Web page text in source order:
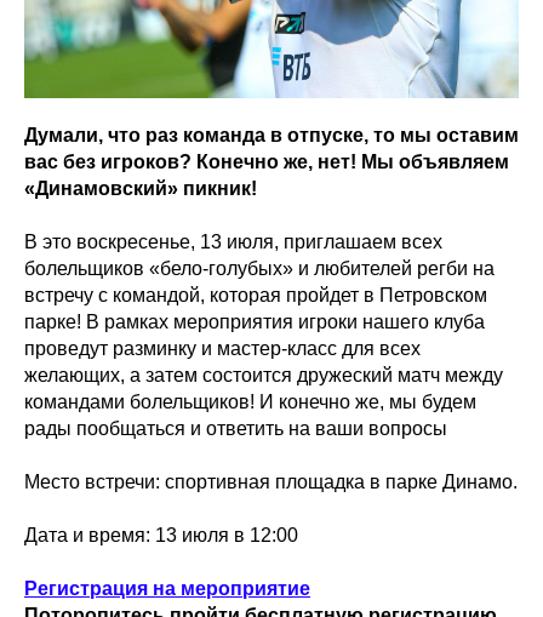
Думали, что раз команда в отпуске, то мы оставим
вас без игроков? Конечно же, нет! Мы объявляем
«Динамовский» пикник!
В это воскресенье, 13 июля, приглашаем всех
болельщиков «бело-голубых» и любителей регби на
встречу с командой, которая пройдет в Петровском
парке! В рамках мероприятия игроки нашего клуба
проведут разминку и мастер-класс для всех
желающих, а затем состоится дружеский матч между
командами болельщиков! И конечно же, мы будем
рады пообщаться и ответить на ваши вопросы
Место встречи: спортивная площадка в парке Динамо.
Дата и время: 13 июля в 12:00
Регистрация на мероприятие